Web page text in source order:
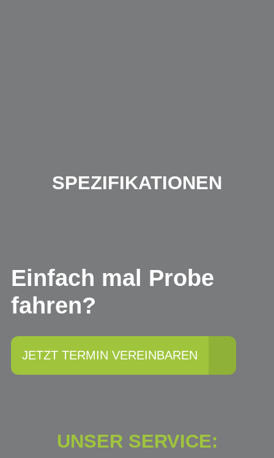
SPEZIFIKATIONEN
Einfach mal Probe
fahren?
JETZT TERMIN VEREINBAREN
UNSER SERVICE: